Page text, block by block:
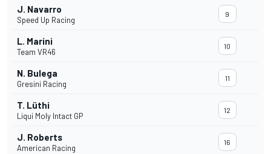
J. Navarro
Speed Up Racing
9
L. Marini
Team VR46
10
N. Bulega
Gresini Racing
11
T. Lüthi
Liqui Moly Intact GP
12
J. Roberts
American Racing
16